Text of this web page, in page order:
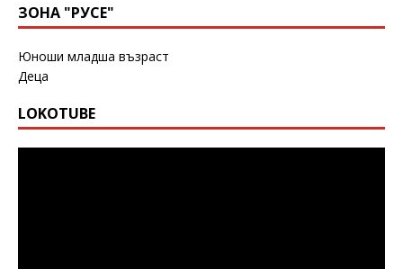
ЗОНА "РУСЕ"
Юноши младша възраст
Деца
LOKOTUBE